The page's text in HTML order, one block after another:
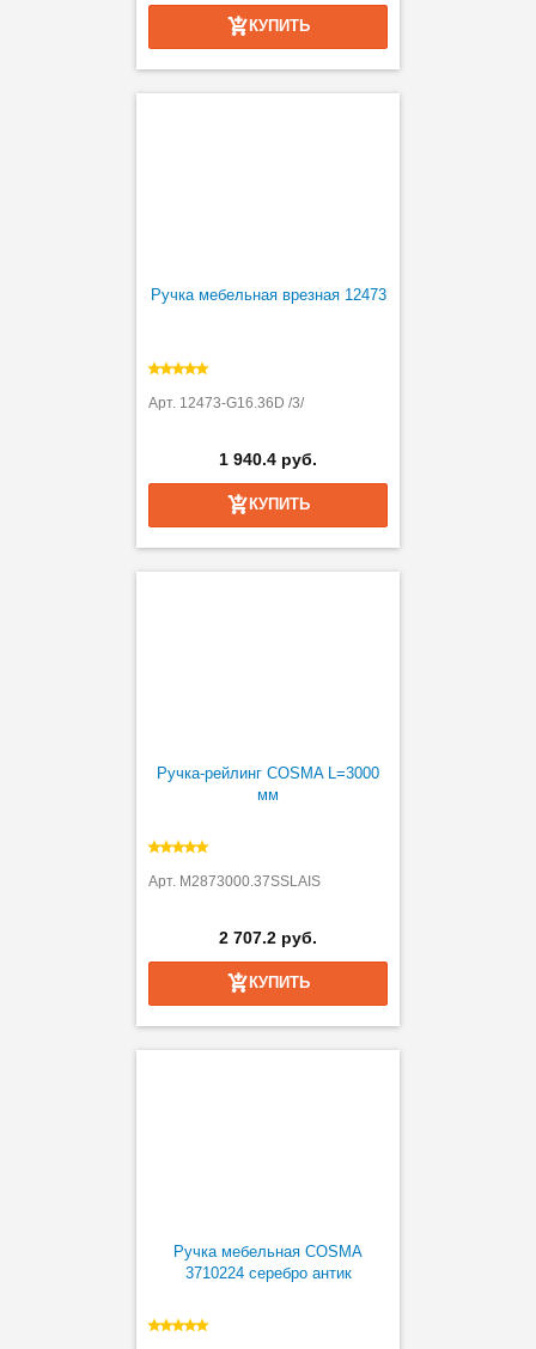
КУПИТЬ
Ручка мебельная врезная 12473
Арт. 12473-G16.36D /3/
1 940.4 руб.
КУПИТЬ
Ручка-рейлинг COSMA L=3000
мм
Арт. M2873000.37SSLAIS
2 707.2 руб.
КУПИТЬ
Ручка мебельная COSMA
3710224 серебро антик